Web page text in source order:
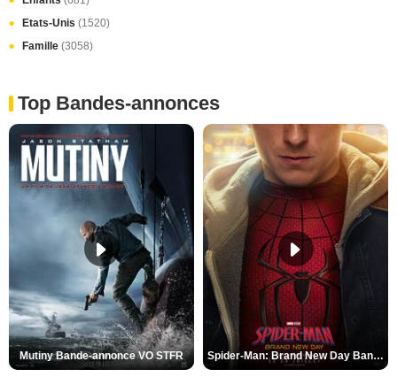
Etats-Unis (1520)
Famille (3058)
Top Bandes-annonces
Mutiny Bande-annonce VO STFR Spider-Man: Brand New Day Bande-annonce VO STFR